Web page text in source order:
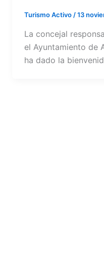
Turismo Activo /13
La concejal
el Ayuntamiento de
ha dado la